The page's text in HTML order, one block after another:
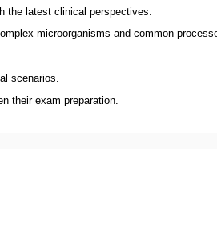
the latest clinical perspectives.
microorganisms and common
scenarios.
their exam preparation.